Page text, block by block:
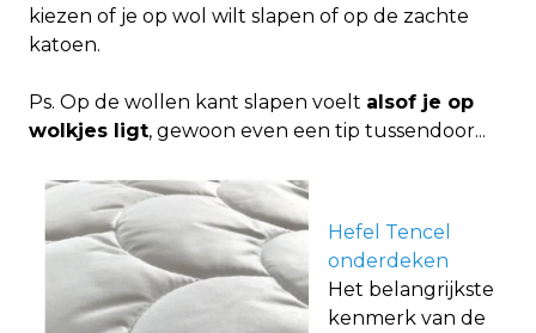
kiezen of je op wol wilt slapen of op de zachte
katoen.
Ps. Op de wollen kant slapen voelt alsof je op
wolkjes ligt, gewoon even een tip tussendoor...
Hefel Tencel
onderdeken
Het belangrijkste
kenmerk van de